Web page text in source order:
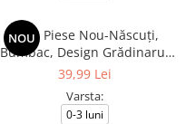
NOU
Set 3 Piese Nou-Născuți,
Bumbac, Design Grădinarul
Vesel și Cățeluși
39,99 Lei
Varsta:
0-3 luni